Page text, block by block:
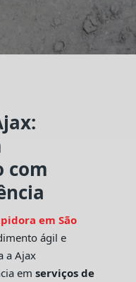
com
em São
ágil e
a Ajax
em serviços de